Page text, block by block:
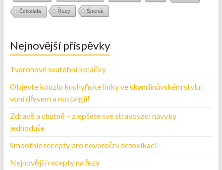
Čokoláda Řezy Špenát
Nejnovější příspěvky
Tvarohové svatební koláčky
Objevte kouzlo kuchyňské linky ve skandinávském stylu:
voní dřevem a nostalgií!
Zdravě a chutně – zlepšete své stravovací návyky
jednoduše
Smoothie recepty pro novoroční detoxikaci
Nejnovější recepty na řezy